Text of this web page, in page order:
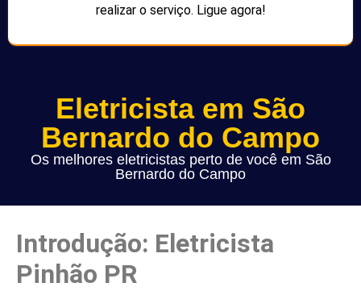
realizar o serviço. Ligue agora!
Eletricista em São
Bernardo do Campo
Os melhores eletricistas perto de você em São
Bernardo do Campo
Introdução: Eletricista
Pinhão PR